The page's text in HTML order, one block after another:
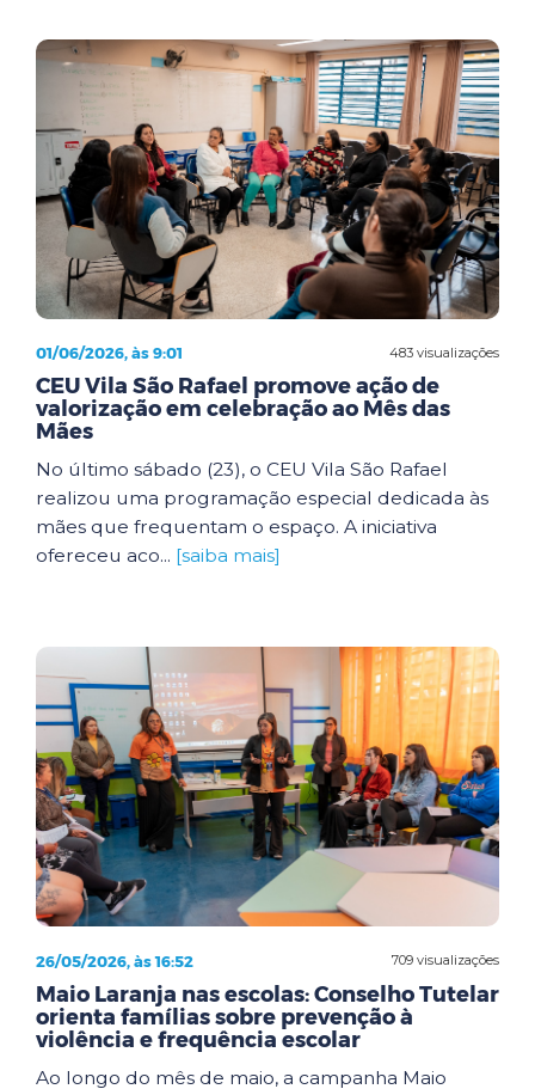
483 visualizações
01/06/2026, às 9:01
CEU Vila São Rafael promove ação de
valorização em celebração ao Mês das
Mães
No último sábado (23), o CEU Vila São Rafael
realizou uma programação especial dedicada às
mães que frequentam o espaço. A iniciativa
ofereceu aco... [saiba mais]
709 visualizações
26/05/2026, às 16:52
Maio Laranja nas escolas: Conselho Tutelar
orienta famílias sobre prevenção à
violência e frequência escolar
Ao longo do mês de maio, a campanha Maio